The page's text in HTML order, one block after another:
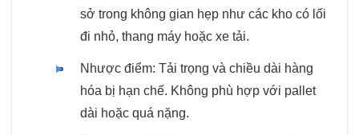
sở trong không gian hẹp như các kho có lối
đi nhỏ, thang máy hoặc xe tải.
Nhược điểm: Tải trọng và chiều dài hàng
hóa bị hạn chế. Không phù hợp với pallet
dài hoặc quá nặng.